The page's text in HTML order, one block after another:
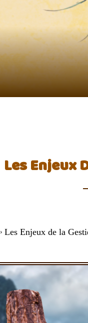
Les Enjeux
Les Enjeux de la